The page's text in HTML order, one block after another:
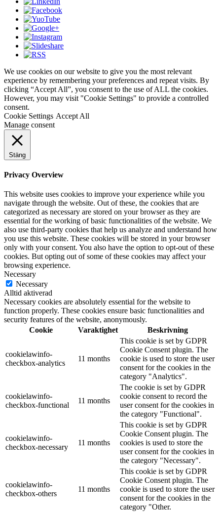
We use cookies on our website to give you the most relevant
experience by remembering your preferences and repeat visits. By
clicking “Accept All”, you consent to the use of ALL the cookies.
However, you may visit "Cookie Settings" to provide a controlled
consent.
Cookie Settings Accept All
Manage consent
Stäng
Privacy Overview
This website uses cookies to improve your experience while you
navigate through the website. Out of these, the cookies that are
categorized as necessary are stored on your browser as they are
essential for the working of basic functionalities of the website. We
also use third-party cookies that help us analyze and understand how
you use this website. These cookies will be stored in your browser
only with your consent. You also have the option to opt-out of these
cookies. But opting out of some of these cookies may affect your
browsing experience.
Necessary
Necessary
Alltid aktiverad
Necessary cookies are absolutely essential for the website to
function properly. These cookies ensure basic functionalities and
security features of the website, anonymously.
Cookie
Varaktighet Beskrivning
cookielawinfo-
checkbox-analytics
11 months
This cookie is set by GDPR
Cookie Consent plugin. The
cookie is used to store the user
consent for the cookies in the
category "Analytics".
cookielawinfo-
checkbox-functional
11 months
The cookie is set by GDPR
cookie consent to record the
user consent for the cookies in
the category "Functional".
cookielawinfo-
checkbox-necessary
11 months
This cookie is set by GDPR
Cookie Consent plugin. The
cookies is used to store the
user consent for the cookies in
the category "Necessary".
cookielawinfo-
checkbox-others
11 months
This cookie is set by GDPR
Cookie Consent plugin. The
cookie is used to store the user
consent for the cookies in the
category "Other.